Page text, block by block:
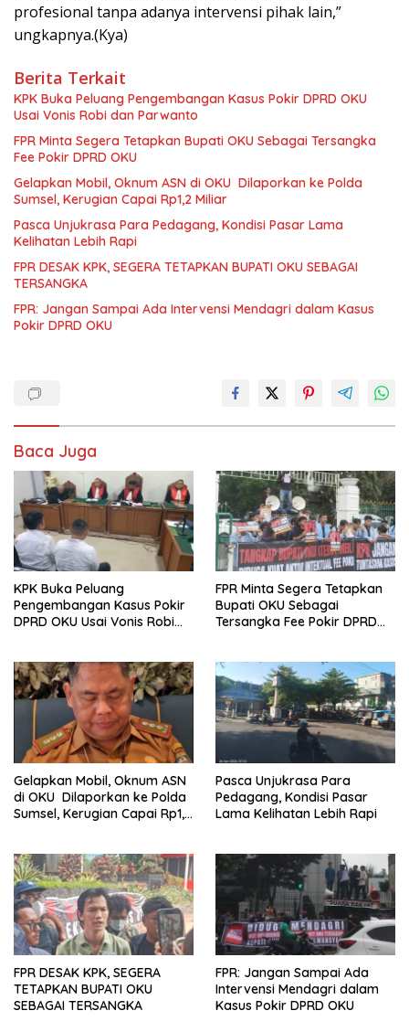
profesional tanpa adanya intervensi pihak lain,”
ungkapnya.(Kya)
Berita Terkait
KPK Buka Peluang Pengembangan Kasus Pokir DPRD OKU
Usai Vonis Robi dan Parwanto
FPR Minta Segera Tetapkan Bupati OKU Sebagai Tersangka
Fee Pokir DPRD OKU
Gelapkan Mobil, Oknum ASN di OKU Dilaporkan ke Polda
Sumsel, Kerugian Capai Rp1,2 Miliar
Pasca Unjukrasa Para Pedagang, Kondisi Pasar Lama
Kelihatan Lebih Rapi
FPR DESAK KPK, SEGERA TETAPKAN BUPATI OKU SEBAGAI
TERSANGKA
FPR: Jangan Sampai Ada Intervensi Mendagri dalam Kasus
Pokir DPRD OKU
Baca Juga
KPK Buka Peluang
Pengembangan Kasus Pokir
DPRD OKU Usai Vonis Robi
FPR Minta Segera Tetapkan
Bupati OKU Sebagai
Tersangka Fee Pokir DPRD
Gelapkan Mobil, Oknum ASN
di OKU Dilaporkan ke Polda
Sumsel, Kerugian Capai Rp1,2
Pasca Unjukrasa Para
Pedagang, Kondisi Pasar
Lama Kelihatan Lebih Rapi
FPR DESAK KPK, SEGERA
TETAPKAN BUPATI OKU
SEBAGAI TERSANGKA
FPR: Jangan Sampai Ada
Intervensi Mendagri dalam
Kasus Pokir DPRD OKU